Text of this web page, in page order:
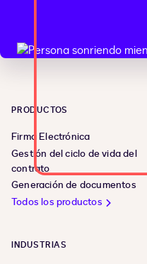
PRODUCTOS
Firma Electrónica
Gestión del ciclo de vida del
contrato
Generación de documentos
Todos los productos
INDUSTRIAS